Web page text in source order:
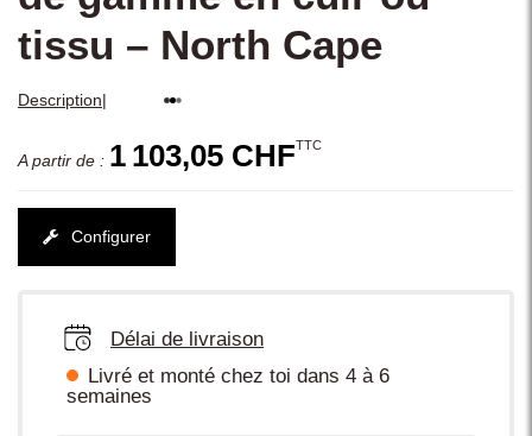
tissu – North Cape
Description|
A partir de : 1 103,05 CHFTTC
Configurer
Délai de livraison
Livré et monté chez toi dans 4 à 6
semaines